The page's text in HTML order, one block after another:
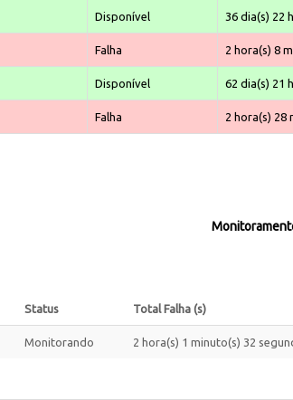
Disponível 36 dia(s) 22
Falha 2 hora(s) 8
Disponível 62 dia(s) 21
Falha 2 hora(s) 28
Status Total Falha (s)
Monitorando 2 hora(s) 1 minuto(s) 32